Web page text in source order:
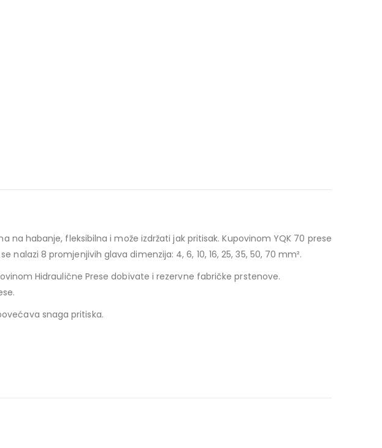
na habanje, fleksibilna i može izdržati jak pritisak. Kupovinom YQK 70 prese
8 promjenjivih glava dimenzija: 4, 6, 10, 16, 25, 35, 50, 70 mm².
Hidraulične Prese dobivate i rezervne fabričke prstenove.
snaga pritiska.